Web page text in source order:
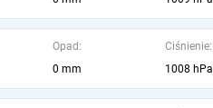
Opad:
0 mm
Ciśnienie:
1008 hPa